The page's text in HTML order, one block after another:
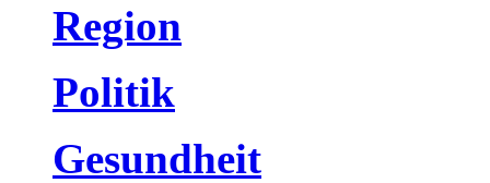
Region
Politik
Gesundheit